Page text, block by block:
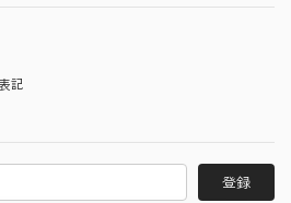
記
登録